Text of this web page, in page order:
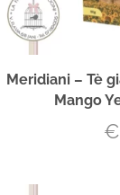
Meridiani – Tè
Mango
€